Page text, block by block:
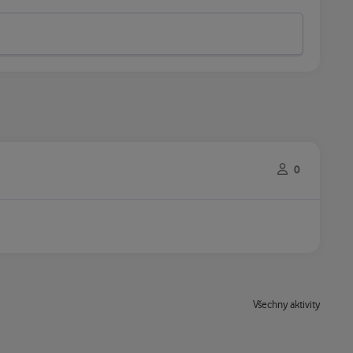
0
Všechny aktivity